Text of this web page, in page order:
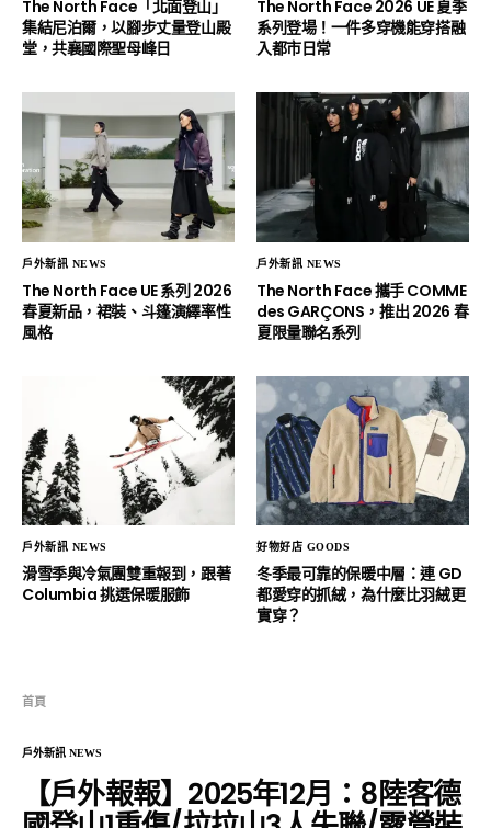
The North Face「北面登山」
集結尼泊爾，以腳步丈量登山殿
堂，共襄國際聖母峰日
The North Face 2026 UE 夏季
系列登場！一件多穿機能穿搭融
入都市日常
戶外新訊 NEWS
The North Face UE 系列 2026
春夏新品，裙裝、斗篷演繹率性
風格
戶外新訊 NEWS
The North Face 攜手 COMME
des GARÇONS，推出 2026 春
夏限量聯名系列
戶外新訊 NEWS
滑雪季與冷氣團雙重報到，跟著
Columbia 挑選保暖服飾
好物好店 GOODS
冬季最可靠的保暖中層：連 GD
都愛穿的抓絨，為什麼比羽絨更
實穿？
首頁
戶外新訊 NEWS
【戶外報報】2025年12月：8陸客德